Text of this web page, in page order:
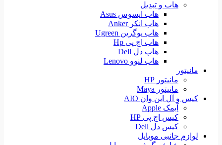
هاب و تبدیل
هاب ایسوس Asus
هاب انکر Anker
هاب یوگرین Ugreen
هاب اچ پی Hp
هاب دل Dell
هاب لنوو Lenovo
مانیتور
مانیتور HP
مانیتور Maya
کیس و آل این وان AIO
آیمک Apple
کیس اچ پی HP
کیس دل Dell
لوازم جانبی موبایل